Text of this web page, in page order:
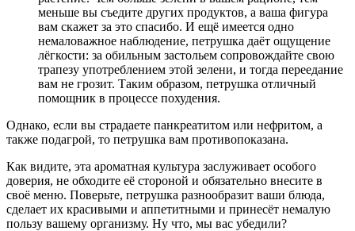
меньше вы съедите других продуктов, а ваша фигура
вам скажет за это спасибо. И ещё имеется одно
немаловажное наблюдение, петрушка даёт ощущение
лёгкости: за обильным застольем сопровождайте свою
трапезу употреблением этой зелени, и тогда переедание
вам не грозит. Таким образом, петрушка отличный
помощник в процессе похудения.
Однако, если вы страдаете панкреатитом или нефритом, а
также подагрой, то петрушка вам противопоказана.
Как видите, эта ароматная культура заслуживает особого
доверия, не обходите её стороной и обязательно внесите в
своё меню. Поверьте, петрушка разнообразит ваши блюда,
сделает их красивыми и аппетитными и принесёт немалую
пользу вашему организму. Ну что, мы вас убедили?